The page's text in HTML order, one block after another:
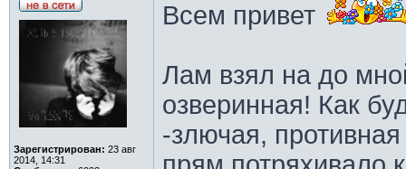
Зарегистрирован: 23 авг
2014, 14:31
Всем привет
Лам взял на до
озверинная! Как
-злючая,